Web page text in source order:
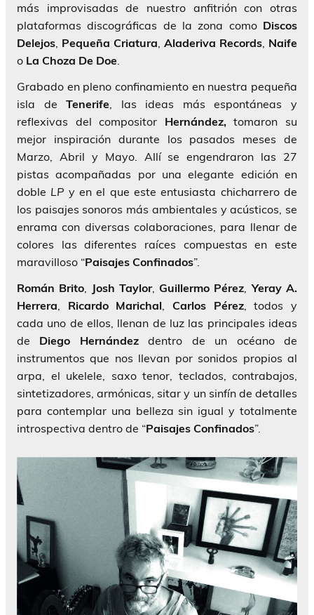
más improvisadas de nuestro anfitrión con otras
plataformas discográficas de la zona como Discos
Delejos, Pequeña Criatura, Aladeriva Records, Naife
o La Choza De Doe.
Grabado en pleno confinamiento en nuestra pequeña
isla deTenerife, las ideas más espontáneas y
reflexivas del compositor Hernández,tomaron su
mejor inspiración durante los pasados meses de
Marzo, Abril y Mayo. Allí se engendraron las 27
pistas acompañadas por una elegante edición en
doble LP y en el que este entusiasta chicharrero de
los paisajes sonoros más ambientales y acústicos, se
enrama con diversas colaboraciones, para llenar de
colores las diferentes raíces compuestas en este
maravilloso “Paisajes Confinados”.
Román Brito, Josh Taylor,Guillermo Pérez,Yeray A.
Herrera, Ricardo Marichal,Carlos Pérez, todos y
cada uno de ellos, llenan de luz las principales ideas
de Diego Hernándezdentro de un océano de
instrumentos que nos llevan por sonidos propios al
arpa, el ukelele, saxo tenor, teclados, contrabajos,
sintetizadores, armónicas, sitar y un sinfín de detalles
para contemplar una belleza sin igual y totalmente
introspectiva dentro de “Paisajes Confinados”.